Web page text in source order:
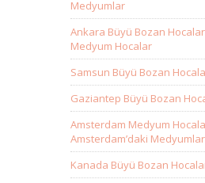
Medyumlar
Ankara Büyü Bozan
Medyum Hocalar
Samsun Büyü Bozan
Gaziantep Büyü Bozan
Amsterdam Medyum
Amsterdam’daki Medyumlar
Kanada Büyü Bozan